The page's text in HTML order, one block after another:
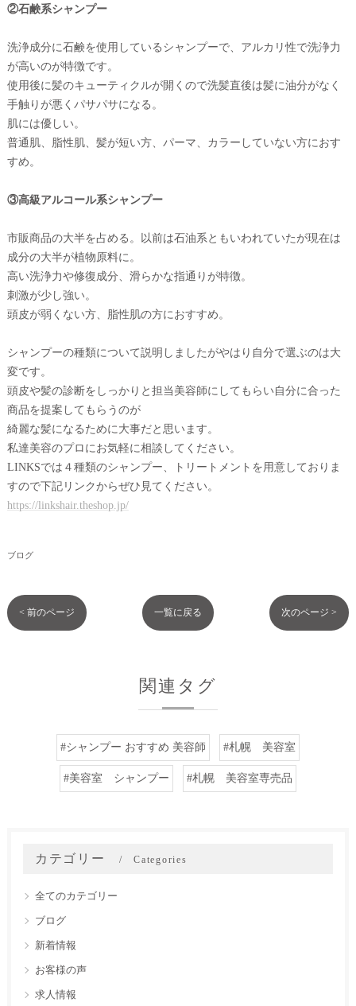
②石鹸系シャンプー
洗浄成分に石鹸を使用しているシャンプーで、アルカリ性で洗浄力
が高いのが特徴です。
使用後に髪のキューティクルが開くので洗髪直後は髪に油分がなく
手触りが悪くパサパサになる。
肌には優しい。
普通肌、脂性肌、髪が短い方、パーマ、カラーしていない方におす
すめ。
③高級アルコール系シャンプー
市販商品の大半を占める。以前は石油系ともいわれていたが現在は
成分の大半が植物原料に。
高い洗浄力や修復成分、滑らかな指通りが特徴。
刺激が少し強い。
頭皮が弱くない方、脂性肌の方におすすめ。
シャンプーの種類について説明しましたがやはり自分で選ぶのは大
変です。
頭皮や髪の診断をしっかりと担当美容師にしてもらい自分に合った
商品を提案してもらうのが
綺麗な髪になるために大事だと思います。
私達美容のプロにお気軽に相談してください。
LINKSでは４種類のシャンプー、トリートメントを用意しておりま
すので下記リンクからぜひ見てください。
https://linkshair.theshop.jp/
ブログ
< 前のページ 一覧に戻る 次のページ >
関連タグ
#シャンプー おすすめ 美容師 #札幌 美容室
#美容室 シャンプー #札幌 美容室専売品
カテゴリー Categories
全てのカテゴリー
ブログ
新着情報
お客様の声
求人情報